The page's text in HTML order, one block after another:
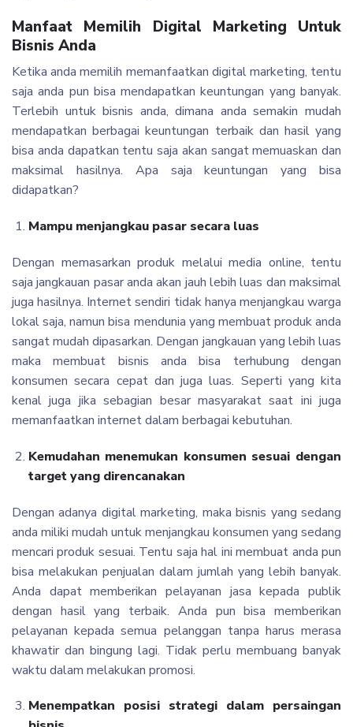
Manfaat Memilih Digital Marketing Untuk
Bisnis Anda
Ketika anda memilih memanfaatkan digital marketing, tentu
saja anda pun bisa mendapatkan keuntungan yang banyak.
Terlebih untuk bisnis anda, dimana anda semakin mudah
mendapatkan berbagai keuntungan terbaik dan hasil yang
bisa anda dapatkan tentu saja akan sangat memuaskan dan
maksimal hasilnya. Apa saja keuntungan yang bisa
didapatkan?
Mampu menjangkau pasar secara luas
Dengan memasarkan produk melalui media online, tentu
saja jangkauan pasar anda akan jauh lebih luas dan maksimal
juga hasilnya. Internet sendiri tidak hanya menjangkau warga
lokal saja, namun bisa mendunia yang membuat produk anda
sangat mudah dipasarkan. Dengan jangkauan yang lebih luas
maka membuat bisnis anda bisa terhubung dengan
konsumen secara cepat dan juga luas. Seperti yang kita
kenal juga jika sebagian besar masyarakat saat ini juga
memanfaatkan internet dalam berbagai kebutuhan.
Kemudahan menemukan konsumen sesuai dengan
target yang direncanakan
Dengan adanya digital marketing, maka bisnis yang sedang
anda miliki mudah untuk menjangkau konsumen yang sedang
mencari produk sesuai. Tentu saja hal ini membuat anda pun
bisa melakukan penjualan dalam jumlah yang lebih banyak.
Anda dapat memberikan pelayanan jasa kepada publik
dengan hasil yang terbaik. Anda pun bisa memberikan
pelayanan kepada semua pelanggan tanpa harus merasa
khawatir dan bingung lagi. Tidak perlu membuang banyak
waktu dalam melakukan promosi.
Menempatkan posisi strategi dalam persaingan